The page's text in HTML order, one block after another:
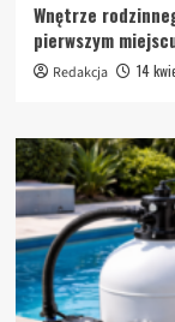
Wnętrze
pierwszym
Redakcja 14